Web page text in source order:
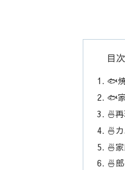
目次
🐟
🐟
🍜
🍜
🍜
🍜